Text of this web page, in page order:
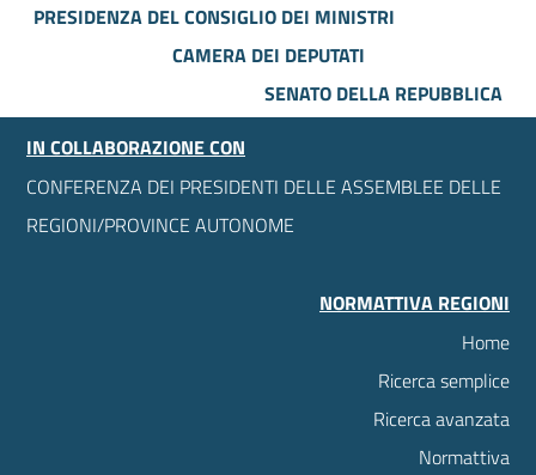
PRESIDENZA DEL CONSIGLIO DEI MINISTRI
CAMERA DEI DEPUTATI
SENATO DELLA REPUBBLICA
IN COLLABORAZIONE CON
CONFERENZA DEI PRESIDENTI DELLE ASSEMBLEE DELLE
REGIONI/PROVINCE AUTONOME
NORMATTIVA REGIONI
Home
Ricerca semplice
Ricerca avanzata
Normattiva